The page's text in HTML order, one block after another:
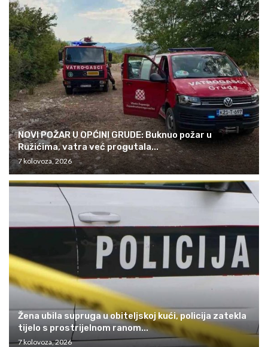
NOVI POŽAR U OPĆINI GRUDE: Buknuo požar u
Ružićima, vatra već progutala...
7 kolovoza, 2026
Žena ubila supruga u obiteljskoj kući, policija zatekla
tijelo s prostrijelnom ranom...
7 kolovoza, 2026